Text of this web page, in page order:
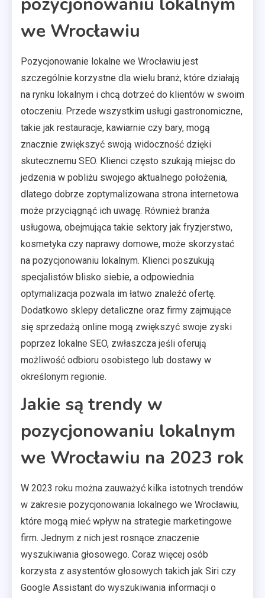
we Wrocławiu
Pozycjonowanie lokalne we Wrocławiu jest
szczególnie korzystne dla wielu branż, które działają
na rynku lokalnym i chcą dotrzeć do klientów w swoim
otoczeniu. Przede wszystkim usługi gastronomiczne,
takie jak restauracje, kawiarnie czy bary, mogą
znacznie zwiększyć swoją widoczność dzięki
skutecznemu SEO. Klienci często szukają miejsc do
jedzenia w pobliżu swojego aktualnego położenia,
dlatego dobrze zoptymalizowana strona internetowa
może przyciągnąć ich uwagę. Również branża
usługowa, obejmująca takie sektory jak fryzjerstwo,
kosmetyka czy naprawy domowe, może skorzystać
na pozycjonowaniu lokalnym. Klienci poszukują
specjalistów blisko siebie, a odpowiednia
optymalizacja pozwala im łatwo znaleźć ofertę.
Dodatkowo sklepy detaliczne oraz firmy zajmujące
się sprzedażą online mogą zwiększyć swoje zyski
poprzez lokalne SEO, zwłaszcza jeśli oferują
możliwość odbioru osobistego lub dostawy w
określonym regionie.
Jakie są trendy w
pozycjonowaniu lokalnym
we Wrocławiu na 2023 rok
W 2023 roku można zauważyć kilka istotnych trendów
w zakresie pozycjonowania lokalnego we Wrocławiu,
które mogą mieć wpływ na strategie marketingowe
firm. Jednym z nich jest rosnące znaczenie
wyszukiwania głosowego. Coraz więcej osób
korzysta z asystentów głosowych takich jak Siri czy
Google Assistant do wyszukiwania informacji o